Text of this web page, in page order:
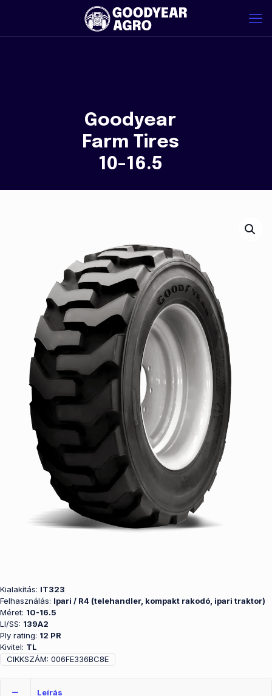
Goodyear
Farm Tires
10-16.5
Kialakítás: IT323
Felhasználás: Ipari / R4 (telehandler, kompakt rakodó, ipari traktor)
Méret: 10-16.5
LI/SS: 139A2
Ply rating: 12 PR
Kivitel: TL
CIKKSZÁM: 006FE336BC8E
Leírás